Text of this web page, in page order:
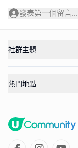
發表第一個留言...
社群主題
熱門地點